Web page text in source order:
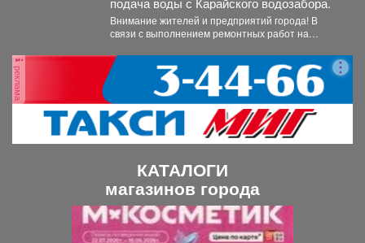
Внимание жителей и предприятий города! В
связи с выполнением ремонтных работ на
реклама
КАТАЛОГИ
магазинов города